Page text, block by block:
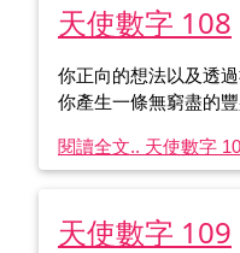
天使數字 108
你正向的想法以及透
你產生一條無窮盡的豐
閱讀全文.. 天使數字
天使數字 109